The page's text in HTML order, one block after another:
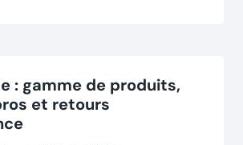
: gamme de produits,
et retours